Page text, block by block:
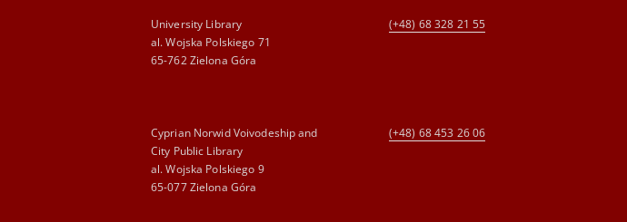
University Library
al. Wojska Polskiego 71
65-762 Zielona Góra
(+48) 68 328 21 55
Cyprian Norwid Voivodeship and
City Public Library
al. Wojska Polskiego 9
65-077 Zielona Góra
(+48) 68 453 26 06